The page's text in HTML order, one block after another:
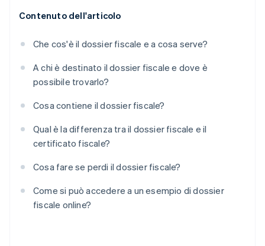
Contenuto dell'articolo
Che cos'è il dossier fiscale e a cosa serve?
A chi è destinato il dossier fiscale e dove è
possibile trovarlo?
Cosa contiene il dossier fiscale?
Qual è la differenza tra il dossier fiscale e il
certificato fiscale?
Cosa fare se perdi il dossier fiscale?
Come si può accedere a un esempio di dossier
fiscale online?